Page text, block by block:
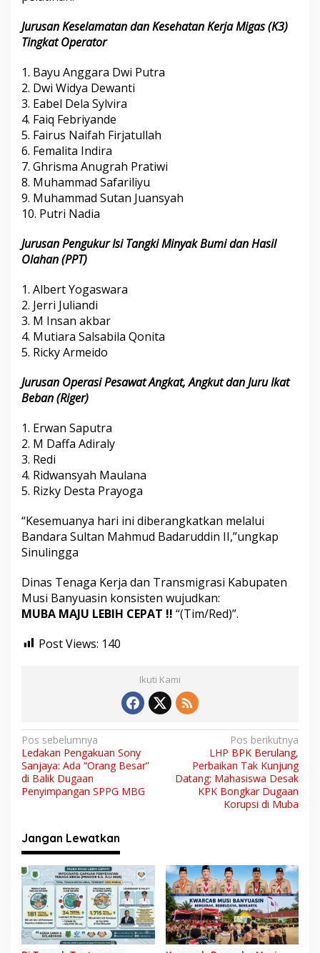
Jurusan Keselamatan dan Kesehatan Kerja Migas (K3)
Tingkat Operator
1. Bayu Anggara Dwi Putra
2. Dwi Widya Dewanti
3. Eabel Dela Sylvira
4. Faiq Febriyande
5. Fairus Naifah Firjatullah
6. Femalita Indira
7. Ghrisma Anugrah Pratiwi
8. Muhammad Safariliyu
9. Muhammad Sutan Juansyah
10. Putri Nadia
Jurusan Pengukur Isi Tangki Minyak Bumi dan Hasil
Olahan (PPT)
1. Albert Yogaswara
2. Jerri Juliandi
3. M Insan akbar
4. Mutiara Salsabila Qonita
5. Ricky Armeido
Jurusan Operasi Pesawat Angkat, Angkut dan Juru Ikat
Beban (Riger)
1. Erwan Saputra
2. M Daffa Adiraly
3. Redi
4. Ridwansyah Maulana
5. Rizky Desta Prayoga
“Kesemuanya hari ini diberangkatkan melalui
Bandara Sultan Mahmud Badaruddin II,”ungkap
Sinulingga
Dinas Tenaga Kerja dan Transmigrasi Kabupaten
Musi Banyuasin konsisten wujudkan:
MUBA MAJU LEBIH CEPAT !! “(Tim/Red)”.
Post Views: 140
Ikuti Kami
N
a
v
a
s
i
p
o
s
Pos sebelumnya
Ledakan Pengakuan Sony
Sanjaya: Ada “Orang Besar”
di Balik Dugaan
Penyimpangan SPPG MBG
Pos berikutnya
LHP BPK Berulang,
Perbaikan Tak Kunjung
Datang: Mahasiswa Desak
KPK Bongkar Dugaan
Korupsi di Muba
Jangan Lewatkan